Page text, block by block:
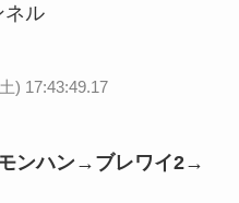
ネル
) 17:43:49.17
ンハン→ブレワイ2→